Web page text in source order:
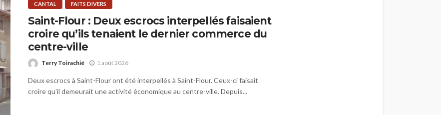
CANTAL FAITS DIVERS
Saint-Flour : Deux escrocs interpellés faisaient
croire qu’ils tenaient le dernier commerce du
centre-ville
Terry Toirachié 1 août 2026
Deux escrocs à Saint-Flour ont été interpellés à Saint-Flour. Ceux-ci faisait
croire qu'il demeurait une activité économique au centre-ville. Depuis...